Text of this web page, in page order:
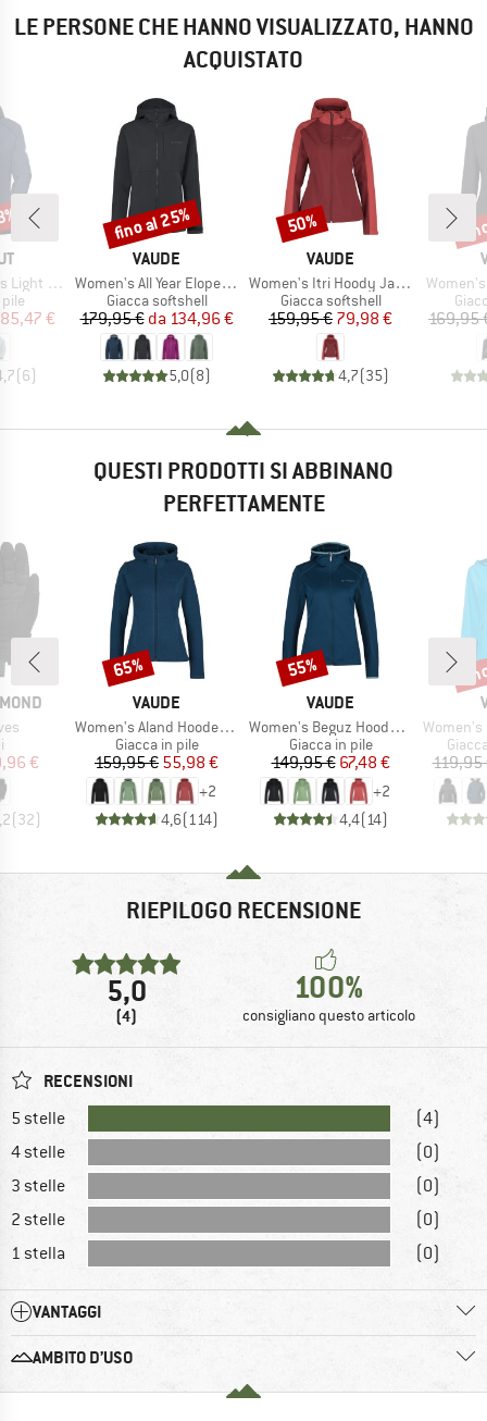
LE PERSONE CHE HANNO VISUALIZZATO, HANNO
ACQUISTATO
Jacket
ridotto
85,47 €
(6)
MARCHIO
VAUDE
Articolo
Women's All Year Elope Softshell Jacket II
Gruppo di prodotti
Giacca softshell
Prezzo
179,95 € Prezzo ridotto
da 134,96 €
5,0(8)
Sconto
fino al 25%
MARCHIO
VAUDE
Articolo
Women's Itri Hoody Jacket
Gruppo di prodotti
Giacca softshell
Prezzo
159,95 €Prezzo ridotto
79,98 €
4,7(35)
Sconto
50%
Articolo
169,95
QUESTI PRODOTTI SI ABBINANO
PERFETTAMENTE
di prodotti
ridotto
€
(32)
MARCHIO
VAUDE
Articolo
Women's Aland Hooded Jacket
Gruppo di prodotti
Giacca in pile
Prezzo
159,95 €Prezzo ridotto
55,98 €
+2
4,6(114)
Sconto
65%
MARCHIO
VAUDE
Articolo
Women's Beguz Hoody Jacket
Gruppo di prodotti
Giacca in pile
Prezzo
149,95 €Prezzo ridotto
67,48 €
+2
4,4(14)
Sconto
55%
Articolo
Women's
119,95
RIEPILOGO RECENSIONE
5,0
(4)
100%
consigliano questo articolo
RECENSIONI
5 stelle
(4)
4 stelle
(0)
3 stelle
(0)
2 stelle
(0)
1 stella
(0)
VANTAGGI
AMBITO D’USO